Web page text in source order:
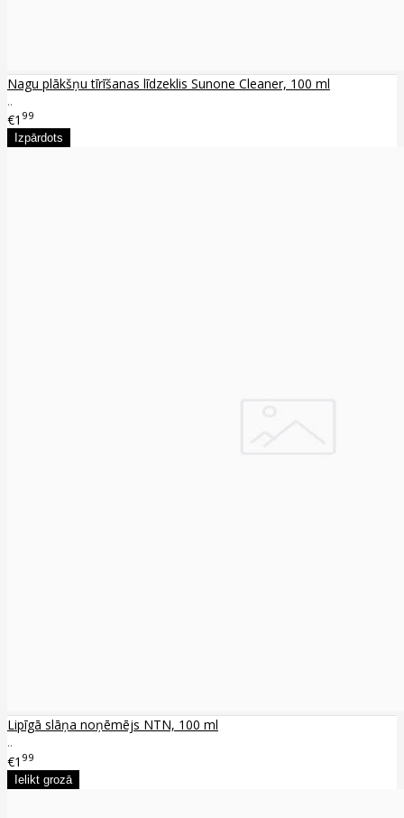
Nagu plākšņu tīrīšanas līdzeklis Sunone Cleaner, 100 ml
..
€1 99
Lipīgā slāņa noņēmējs NTN, 100 ml
..
€1 99